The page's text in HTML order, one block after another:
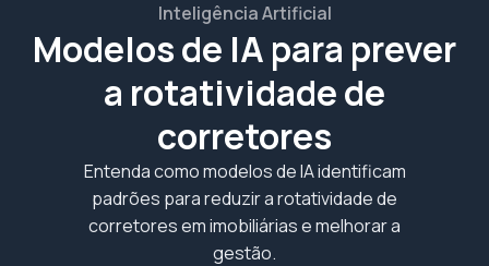
Inteligência Artificial
Modelos de IA para prever
a rotatividade de
corretores
Entenda como modelos de IA identificam
padrões para reduzir a rotatividade de
corretores em imobiliárias e melhorar a
gestão.